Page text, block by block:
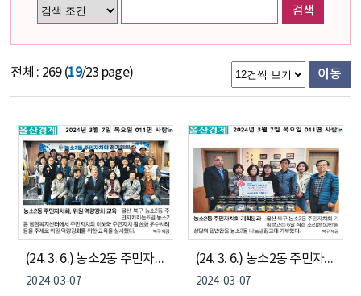
검색
전체 : 269 (19/23 page) 이동
(24. 3. 6.) 농소2동 주민자치회 역량강화 교육
2024-03-07
(24. 3. 6.) 농소2동 주민자치회 기획분과 - 직접 조리한 반찬 100인분 나눔냉장고 기부
2024-03-07